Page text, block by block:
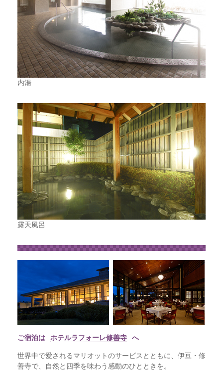
内湯
露天風呂
ご宿泊は ホテルラフォーレ修善寺 へ
世界中で愛されるマリオットのサービスとともに、伊豆・修
善寺で、自然と四季を味わう感動のひとときを。